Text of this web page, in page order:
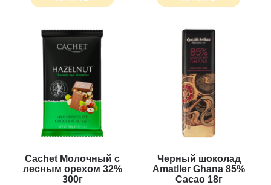
Cachet Молочный с
лесным орехом 32%
300г
Черный шоколад
Amatller Ghana 85%
Cacao 18г